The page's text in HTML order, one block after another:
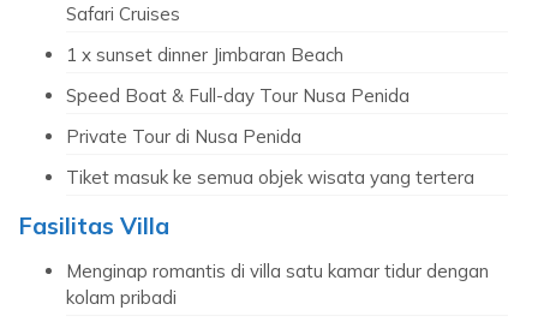
Safari Cruises
1 x sunset dinner Jimbaran Beach
Speed Boat & Full-day Tour Nusa Penida
Private Tour di Nusa Penida
Tiket masuk ke semua objek wisata yang tertera
Fasilitas Villa
Menginap romantis di villa satu kamar tidur dengan
kolam pribadi